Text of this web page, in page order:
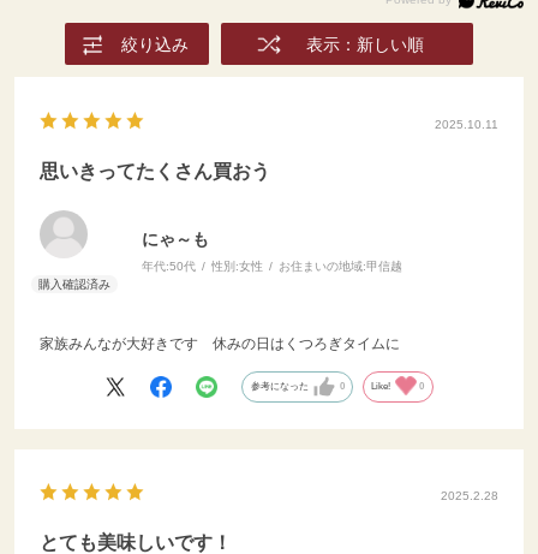
絞り込み 表示：新しい順
2025.10.11
思いきってたくさん買おう
にゃ～も
年代:50代 性別:女性 お住まいの地域:甲信越
家族みんなが大好きです 休みの日はくつろぎタイムに
参考になった 0 Like! 0
2025.2.28
とても美味しいです！